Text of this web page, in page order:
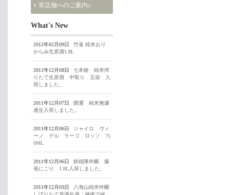
実店舗へのご案内♪
What's New
2012年02月09日
竹雀 純米おり
がらみ生原酒1.8L
2011年12月08日
七本鎗 純米搾
りたて生原酒 中取り 玉栄 入
荷しました。
2011年12月07日
開運 純米無濾
過生入荷しました。
2011年12月06日
ジャイロ ヴィ
ーノ デル ラーゴ ロッソ 75
0ML
2011年12月06日
鉄砲隊吟醸 爆
発にごり 1.8L入荷しました。
2011年12月03日
八海山純米吟醸